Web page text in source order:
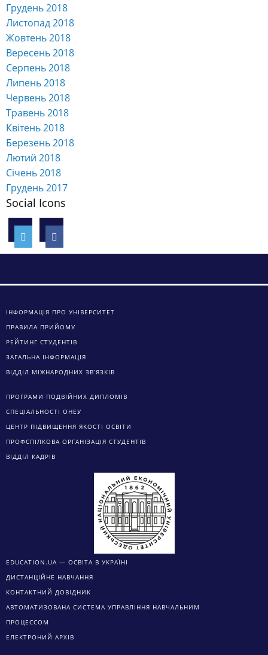
Грудень 2018
Листопад 2018
Жовтень 2018
Вересень 2018
Серпень 2018
Липень 2018
Червень 2018
Травень 2018
Квітень 2018
Березень 2018
Лютий 2018
Січень 2018
Грудень 2017
Social Icons
ІНФОРМАЦІЯ ПРО УНІВЕРСИТЕТ
ПРАВИЛА ПРИЙОМУ
РЕЙТИНГ СТУДЕНТІВ
ЗАГАЛЬНА ІНФОРМАЦІЯ
ВІДДІЛ МІЖНАРОДНИХ ЗВ’ЯЗКІВ
ПРОГРАМИ ПОДВІЙНИХ ДИПЛОМІВ
СПЕЦІАЛЬНОСТІ ОНЕУ
ЦЕНТР ПІДВИЩЕННЯ ЯКОСТІ ОСВІТИ
ПРОФСПІЛКОВА ОРГАНІЗАЦІЯ СТУДЕНТІВ
ВІДДІЛ КАДРІВ
EDUCATION.UA — ОСВІТА В УКРАЇНІ
ДИСТАНЦІЙНЕ НАВЧАННЯ
КОНТАКТНИЙ ДОВІДНИК
АВТОМАТИЗОВАНА СИСТЕМА УПРАВЛІННЯ НАВЧАЛЬНИМ
ПРОЦЕССОМ
ЕЛЕКТРОНИЙ АРХІВ